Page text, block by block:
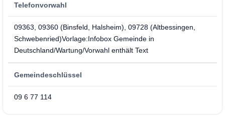
Telefonvorwahl
09363, 09360 (Binsfeld, Halsheim), 09728 (Altbessingen,
Schwebenried)Vorlage:Infobox Gemeinde in
Deutschland/Wartung/Vorwahl enthält Text
Gemeindeschlüssel
09 6 77 114